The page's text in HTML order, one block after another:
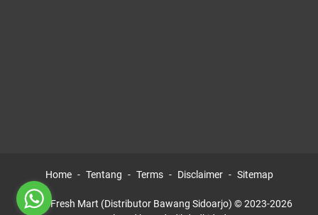
Home Tentang Terms Disclaimer Sitemap
AGM Fresh Mart (Distributor Bawang Sidoarjo) © 2023-2026